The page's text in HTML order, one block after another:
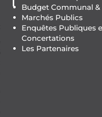
Budget Communal &
Marchés Publics
Enquêtes Publiques
Concertations
Les Partenaires